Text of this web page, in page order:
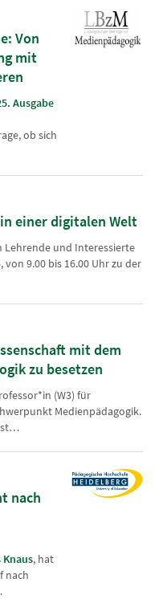
Von
mit
Ausgabe
ob sich
einer digitalen Welt
Lehrende und Interessierte
9.00 bis 16.00 Uhr zu der
mit dem
zu besetzen
(W3) für
Medienpädagogik.
ist…
nach
Knaus, hat
nach